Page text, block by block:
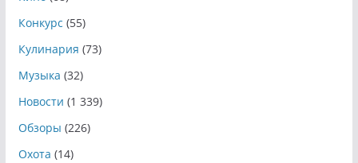
Конкурс (55)
Кулинария (73)
Музыка (32)
Новости (1 339)
Обзоры (226)
Охота (14)